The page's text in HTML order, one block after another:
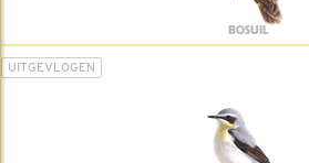
BOSUIL
UITGEVLOGEN